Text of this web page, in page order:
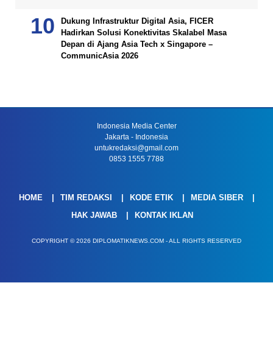
Dukung Infrastruktur Digital Asia, FICER
Hadirkan Solusi Konektivitas Skalabel Masa
Depan di Ajang Asia Tech x Singapore –
CommunicAsia 2026
Indonesia Media Center
Jakarta - Indonesia
untukredaksi@gmail.com
0853 1555 7788
HOME TIM REDAKSI KODE ETIK
MEDIA SIBER
HAK JAWAB
KONTAK IKLAN
COPYRIGHT © 2026 DIPLOMATIKNEWS.COM - ALL RIGHTS RESERVED